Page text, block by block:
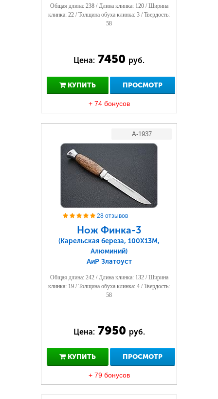
Общая длина: 238 / Длина клинка: 120 / Ширина
клинка: 22 / Толщина обуха клинка: 3 / Твердость:
58
Цена: 7450 руб.
КУПИТЬ ПРОСМОТР
+ 74 бонусов
A-1937
28 отзывов
Нож Финка-3
(Карельская береза, 100Х13М,
Алюминий)
АиР Златоуст
Общая длина: 242 / Длина клинка: 132 / Ширина
клинка: 19 / Толщина обуха клинка: 4 / Твердость:
58
Цена: 7950 руб.
КУПИТЬ ПРОСМОТР
+ 79 бонусов